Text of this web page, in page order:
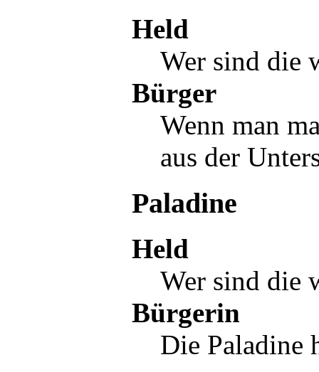
Held
Wer sind die
Bürger
Wenn man
aus der
Paladine
Held
Wer sind die
Bürgerin
Die Paladine